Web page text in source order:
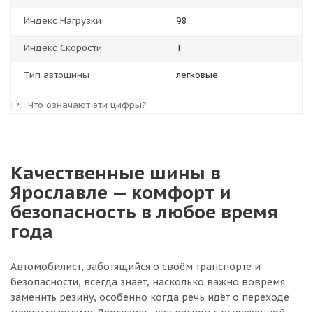
Индекс Нагрузки 98
Индекс Скорости T
Тип автошины легковые
? Что означают эти цифры?
Качественные шины в
Ярославле — комфорт и
безопасность в любое время
года
Автомобилист, заботящийся о своём транспорте и
безопасности, всегда знает, насколько важно вовремя
заменить резину, особенно когда речь идёт о переходе